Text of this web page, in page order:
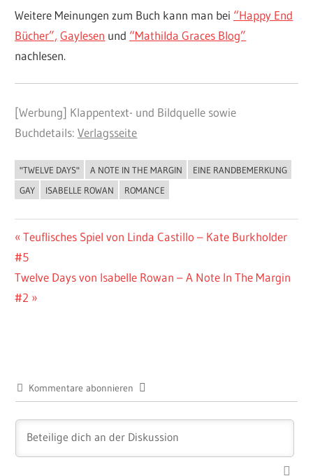
Weitere Meinungen zum Buch kann man bei “Happy End
Bücher”, Gaylesen und “Mathilda Graces Blog”
nachlesen.
[Werbung] Klappentext- und Bildquelle sowie
Buchdetails:Verlagsseite
BUCHIGES
"TWELVE DAYS" A NOTE IN THE MARGIN
EINE RANDBEMERKUNG
GAY
ISABELLE ROWAN ROMANCE
Beitragsnavigation
Vorheriger
Beitrag:
Teuflisches Spiel von Linda Castillo – Kate Burkholder
#5
Nächster
Beitrag:
Twelve Days von Isabelle Rowan – A Note In The Margin
#2
Kommentare abonnieren